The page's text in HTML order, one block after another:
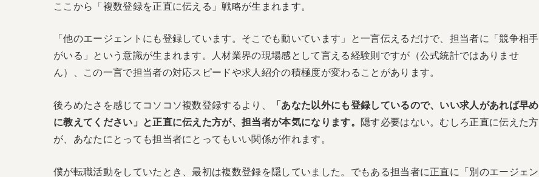
ここから「複数登録を正直に伝える」戦略が生まれます。
「他のエージェントにも登録しています。そこでも動いています」と一言伝えるだけで、担当者に「競争相手
がいる」という意識が生まれます。人材業界の現場感として言える経験則ですが（公式統計ではありませ
ん）、この一言で担当者の対応スピードや求人紹介の積極度が変わることがあります。
後ろめたさを感じてコソコソ複数登録するより、
「あなた以外にも登録しているので、いい求人があれば早め
に教えてください」と正直に伝えた方が、担当者が本気になります。
隠す必要はない。むしろ正直に伝えた方
が、あなたにとっても担当者にとってもいい関係が作れます。
僕が転職活動をしていたとき、最初は複数登録を隠していました。でもある担当者に正直に「別のエージェン